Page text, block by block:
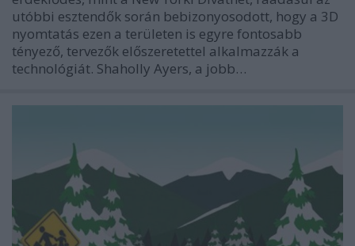
utóbbi esztendők során bebizonyosodott, hogy a 3D
nyomtatás ezen a területen is egyre fontosabb
tényező, tervezők előszeretettel alkalmazzák a
technológiát. Shaholly Ayers, a jobb…